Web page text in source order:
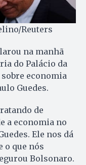
Reuters
na manhã
do Palácio da
sobre economia
Guedes.
de
a economia no
Ele nos dá
o que nós
Bolsonaro.